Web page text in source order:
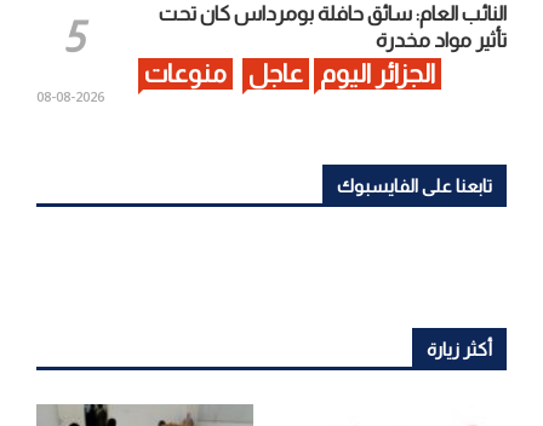
النائب العام: سائق حافلة بومرداس كان تحت
تأثير مواد مخدرة
الجزائر اليوم عاجل منوعات
2026-08-08
تابعنا على الفايسبوك
أكثر زيارة